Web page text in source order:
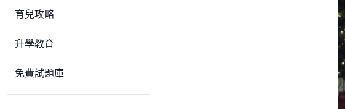
育兒攻略
升學教育
免費試題庫